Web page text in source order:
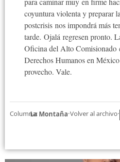
coyuntura violenta y preparar
postcrisis nos impondrá más
tarde. Ojalá regresen pronto.
Oficina del Alto Comisionado
Derechos Humanos en
provecho. Vale.
Columna:La Montaña·Volver al archivo·